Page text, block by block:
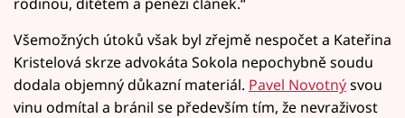
Všemožných útoků však byl zřejmě nespočet a Kateřina
Kristelová skrze advokáta Sokola nepochybně soudu
dodala objemný důkazní materiál. Pavel Novotnýsvou
vinu odmítal a bránil se především tím, že nevraživost